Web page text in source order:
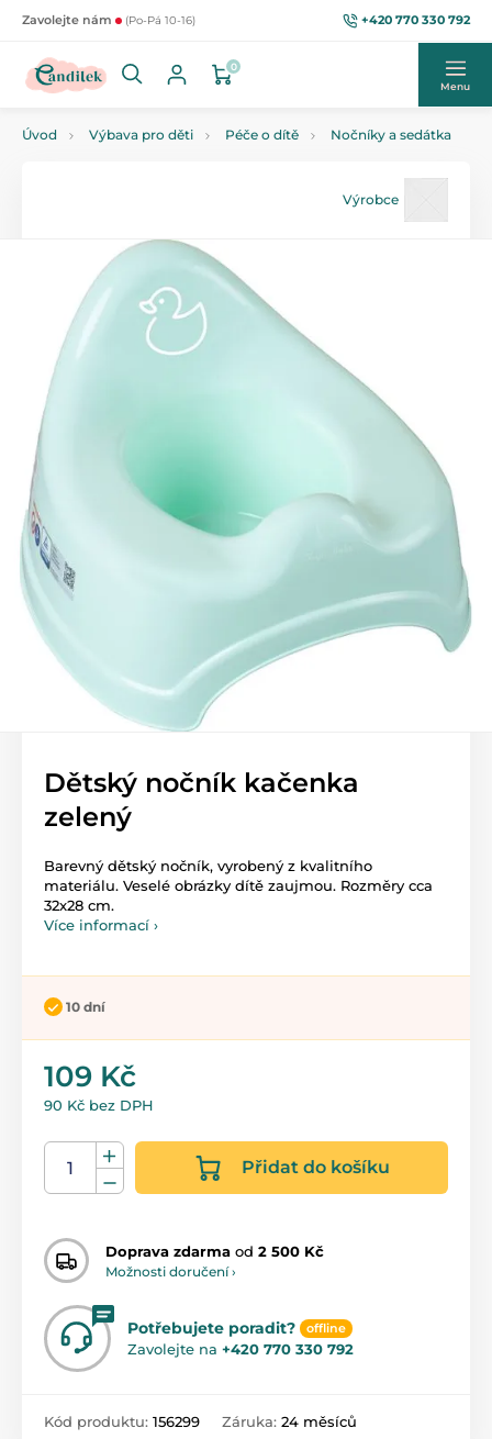
Zavolejte nám (Po-Pá 10-16) +420 770 330 792
0
Menu
Úvod Výbava pro děti Péče o dítě Nočníky a sedátka
Výrobce
Dětský nočník kačenka
zelený
Barevný dětský nočník, vyrobený z kvalitního
materiálu. Veselé obrázky dítě zaujmou. Rozměry cca
32x28 cm.
Více informací ›
10 dní
109 Kč
90 Kč bez DPH
Přidat do košíku
Doprava zdarma od 2 500 Kč
Možnosti doručení ›
Potřebujete poradit? offline
Zavolejte na +420 770 330 792
Kód produktu: 156299 Záruka: 24 měsíců